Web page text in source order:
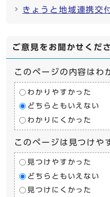
きょうと地域連携交
ご意見をお聞かせくだ
このページの内容はわ
わかりやすかった
どちらともいえない
わかりにくかった
このページは見つけや
見つけやすかった
どちらともいえない
見つけにくかった